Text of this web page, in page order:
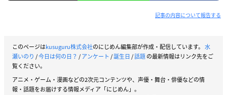
記事の内容について報告する
このページはkusuguru株式会社のにじめん編集部が作成・配信しています。 水
瀬いのり /今日は何の日？ /アンケート /誕生日/話題の最新情報はリンク先をご
覧ください。
アニメ・ゲーム・漫画などの2次元コンテンツや、声優・舞台・俳優などの情
報・話題をお届けする情報メディア「にじめん」。